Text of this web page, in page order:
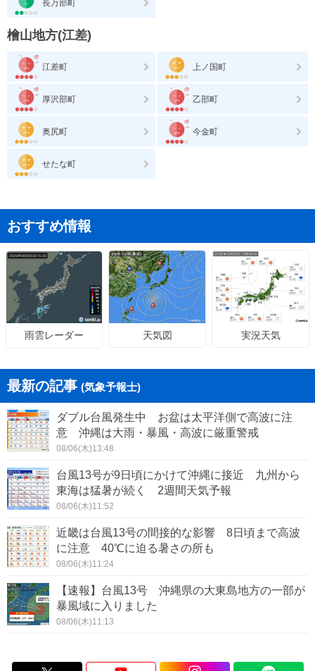
長万部町
檜山地方(江差)
江差町 上ノ国町
厚沢部町 乙部町
奥尻町 今金町
せたな町
おすすめ情報
雨雲レーダー 天気図 実況天気
最新の記事 (気象予報士)
ダブル台風発生中 お盆は太平洋側で高波に注
意 沖縄は大雨・暴風・高波に厳重警戒
08/06(木)13:48
台風13号が9日頃にかけて沖縄に接近 九州から
東海は猛暑が続く 2週間天気予報
08/06(木)11:52
近畿は台風13号の間接的な影響 8日頃まで高波
に注意 40℃に迫る暑さの所も
08/06(木)11:24
【速報】台風13号 沖縄県の大東島地方の一部が
暴風域に入りました
08/06(木)11:13